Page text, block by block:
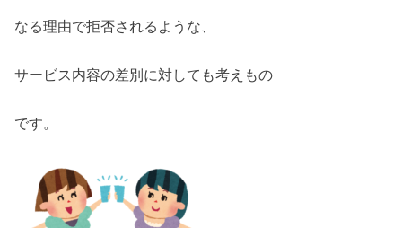
なる理由で拒否されるような、
サービス内容の差別に対しても考えもの
です。